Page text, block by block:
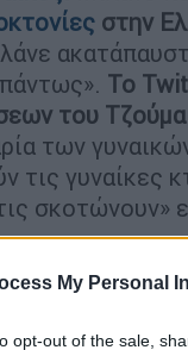
My Personal
opt-out of the sale,
στην
To
του Τζούμα
των
τις γυναίκες
σκοτώνουν»